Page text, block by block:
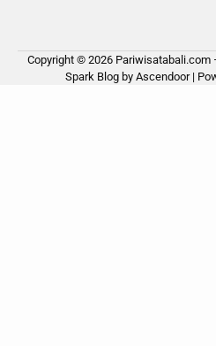
Copyright © 2026 Pariwisatabali.com
Spark Blog by Ascendoor|